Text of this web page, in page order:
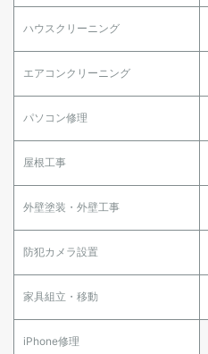
ハウスクリーニング
エアコンクリーニング
パソコン修理
屋根工事
外壁塗装・外壁工事
防犯カメラ設置
家具組立・移動
iPhone修理